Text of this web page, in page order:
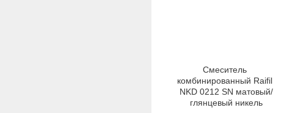
Смеситель
комбинированный Raifil
NKD 0212 SN матовый/
глянцевый никель